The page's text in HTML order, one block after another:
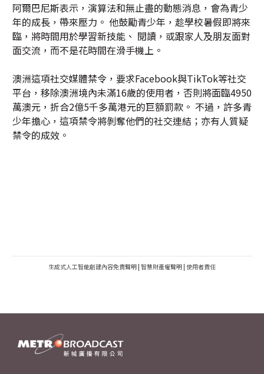
阿爾巴尼斯表示，演算法和無止盡的動態消息，會為青少
年的成長，帶來壓力。 他鼓勵青少年，趁學校暑假即將來
臨，將時間用於學習新技能、 閱讀，或跟家人及朋友面對
面交流，而不是花時間在滑手機上。
澳洲這項社交媒體禁令，要求Facebook與TikTok等社交
平台，移除澳洲境內未滿16歲的使用者，否則將面臨4950
萬澳元，折合2億5千多萬港元的巨額罰款。 不過，許多青
少年擔心，這項禁令將剝奪他們的社交連結；亦有人質疑
禁令的成效。
生成式人工智能創建內容免責聲明 | 智慧財產權聲明 | 使用者責任